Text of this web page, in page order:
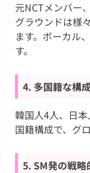
元NCTメンバー
グラウンドは様
ます。ボーカル
す。
4. 多国籍な構
韓国人4人、日
国籍構成で、グ
5. SM発の戦略